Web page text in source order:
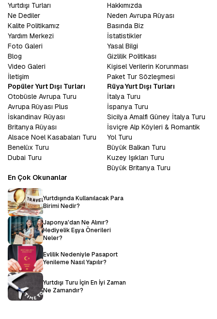
Yurtdışı Turları
Ne Dediler
Kalite Politikamız
Yardım Merkezi
Foto Galeri
Blog
Video Galeri
İletişim
Hakkımızda
Neden Avrupa Rüyası
Basında Biz
İstatistikler
Yasal Bilgi
Gizlilik Politikası
Kişisel Verilerin Korunması
Paket Tur Sözleşmesi
Popüler Yurt Dışı Turları
Otobüsle Avrupa Turu
Avrupa Rüyası Plus
İskandinav Rüyası
Britanya Rüyası
Alsace Noel Kasabaları Turu
Benelüx Turu
Dubai Turu
Rüya Yurt Dışı Turları
İtalya Turu
İspanya Turu
Sicilya Amalfi Güney İtalya Turu
İsviçre Alp Köyleri & Romantik
Yol Turu
Büyük Balkan Turu
Kuzey Işıkları Turu
Büyük Britanya Turu
En Çok Okunanlar
Yurtdışında Kullanılacak Para
Birimi Nedir?
Japonya'dan Ne Alınır?
Hediyelik Eşya Önerileri
Neler?
Evlilik Nedeniyle Pasaport
Yenileme Nasıl Yapılır?
Yurtdışı Turu İçin En İyi Zaman
Ne Zamandır?